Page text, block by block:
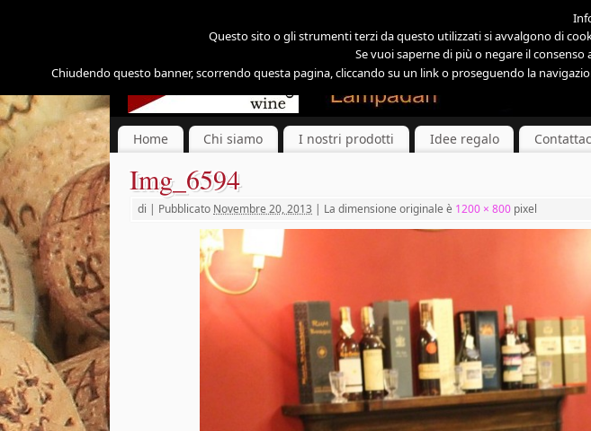
Home Chi siamo I nostri prodotti Idee regalo
Img_6594
di | Pubblicato Novembre 20, 2013 | La dimensione originale è 1200 × 800 pixel
Questo sito o gli strumenti terzi da questo utilizzati si avvalgono di
Se vuoi saperne di più o negare il
Chiudendo questo banner, scorrendo questa pagina, cliccando su un link o proseguendo la